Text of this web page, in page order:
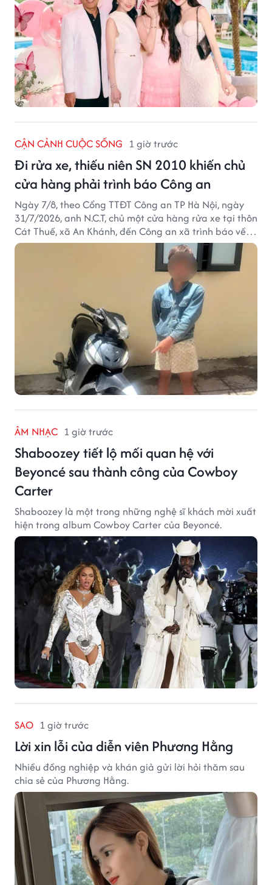
CẬN CẢNH CUỘC SỐNG 1 giờ trước
Đi rửa xe, thiếu niên SN 2010 khiến chủ
cửa hàng phải trình báo Công an
Ngày 7/8, theo Cổng TTĐT Công an TP Hà Nội, ngày
31/7/2026, anh N.C.T, chủ một cửa hàng rửa xe tại thôn
Cát Thuế, xã An Khánh, đến Công an xã trình báo về
việc bị mất trộm chiếc xe máy Honda Wave. Trong cốp
xe còn có nhiều giấy tờ cá nhân và khoảng 1,2 triệu
ÂM NHẠC 1 giờ trước
Shaboozey tiết lộ mối quan hệ với
Beyoncé sau thành công của Cowboy
Carter
Shaboozey là một trong những nghệ sĩ khách mời xuất
hiện trong album Cowboy Carter của Beyoncé.
SAO 1 giờ trước
Lời xin lỗi của diễn viên Phương Hằng
Nhiều đồng nghiệp và khán giả gửi lời hỏi thăm sau
chia sẻ của Phương Hằng.